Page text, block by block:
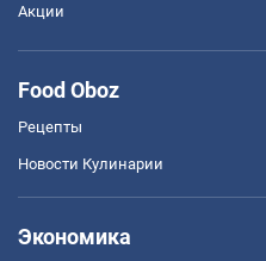
Акции
Food Oboz
Рецепты
Новости Кулинарии
Экономика